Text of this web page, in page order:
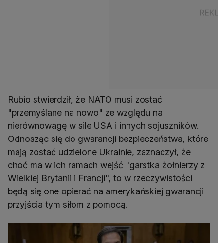
Rubio stwierdził, że NATO musi zostać
"przemyślane na nowo" ze względu na
nierównowagę w sile USA i innych sojuszników.
Odnosząc się do gwarancji bezpieczeństwa, które
mają zostać udzielone Ukrainie, zaznaczył, że
choć ma w ich ramach wejść "garstka żołnierzy z
Wielkiej Brytanii i Francji", to w rzeczywistości
będą się one opierać na amerykańskiej gwarancji
przyjścia tym siłom z pomocą.